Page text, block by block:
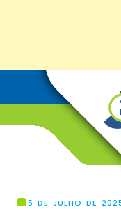
5 DE JULHO DE